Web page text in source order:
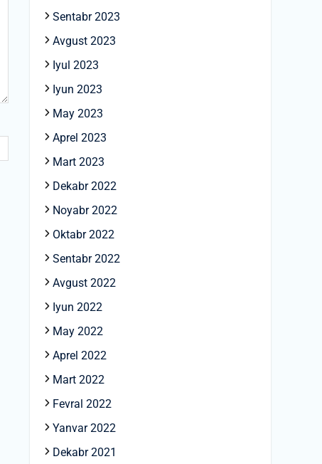
Sentabr 2023
Avgust 2023
Iyul 2023
Iyun 2023
May 2023
Aprel 2023
Mart 2023
Dekabr 2022
Noyabr 2022
Oktabr 2022
Sentabr 2022
Avgust 2022
Iyun 2022
May 2022
Aprel 2022
Mart 2022
Fevral 2022
Yanvar 2022
Dekabr 2021